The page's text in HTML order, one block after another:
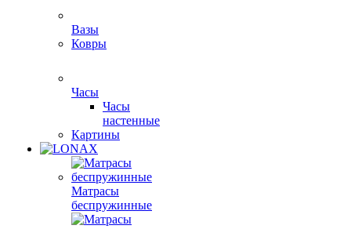
Вазы
Ковры
Часы
Часы
настенные
Картины
Матрасы
беспружинные